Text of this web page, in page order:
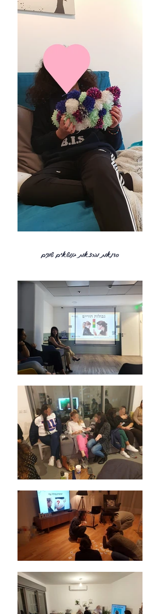
סדנאות והרצאות בנושאים שונים